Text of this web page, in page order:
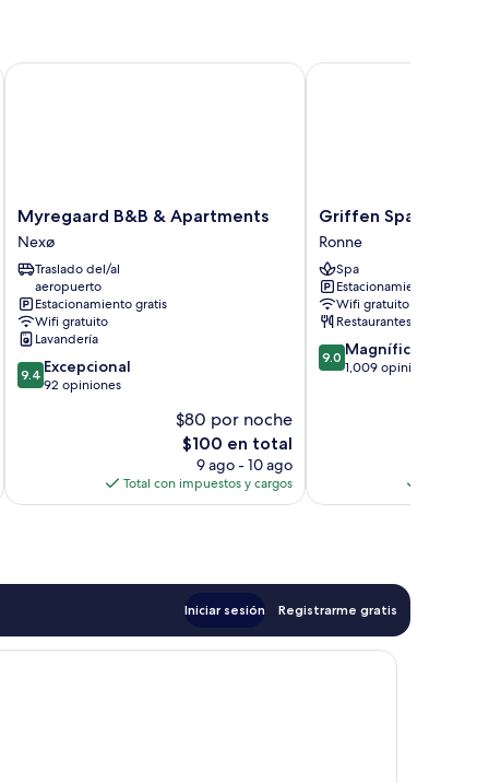
Myregaard
B&B
&
Apartments
Nexø
Myregaard B&B & Apartments
Nexø
Traslado del/al
aeropuerto
Estacionamiento gratis
Wifi gratuito
Lavandería
9.4
de
9.4 Excepcional
92 opiniones
$80 por noche
El
precio
actual
es
$100 en total
9 ago - 10 ago
Total con impuestos y cargos
Myregaard B&B & Apartments
Griffen
Spahotel
Ronne
Griffen Spahotel
Ronne
Spa
Estacionamiento gratis
Wifi gratuito
Restaurantes
9.0
de
9.0 Magnífico
1,009 opiniones
Griffen Spahotel
Iniciar sesión Registrarme gratis